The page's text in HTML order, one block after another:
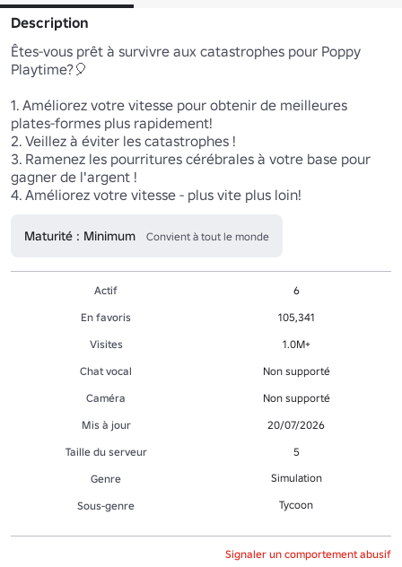
Description
Êtes-vous prêt à survivre aux catastrophes pour Poppy
Playtime?🎈
1. Améliorez votre vitesse pour obtenir de meilleures
plates-formes plus rapidement!
2. Veillez à éviter les catastrophes !
3. Ramenez les pourritures cérébrales à votre base pour
gagner de l'argent !
4. Améliorez votre vitesse - plus vite plus loin!
Maturité : Minimum Convient à tout le monde
Actif
6
En favoris
105,341
Visites
1.0M+
Chat vocal
Non supporté
Caméra
Non supporté
Mis à jour
20/07/2026
Taille du serveur
5
Genre
Simulation
Sous-genre Tycoon
Signaler un comportement abusif